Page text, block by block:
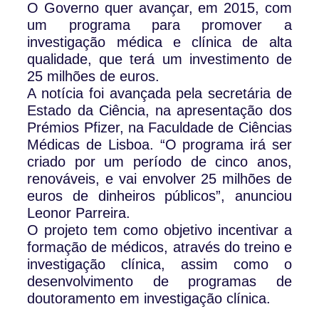
O Governo quer avançar, em 2015, com
um programa para promover a
investigação médica e clínica de alta
qualidade, que terá um investimento de
25 milhões de euros.
A notícia foi avançada pela secretária de
Estado da Ciência, na apresentação dos
Prémios Pfizer, na Faculdade de Ciências
Médicas de Lisboa. “O programa irá ser
criado por um período de cinco anos,
renováveis, e vai envolver 25 milhões de
euros de dinheiros públicos”, anunciou
Leonor Parreira.
O projeto tem como objetivo incentivar a
formação de médicos, através do treino e
investigação clínica, assim como o
desenvolvimento de programas de
doutoramento em investigação clínica.